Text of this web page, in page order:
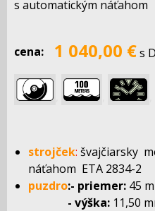
s automatickým náťahom
cena: 1 040,00 €s
strojček: švajčiarsky
náťahom ETA 2834-2
puzdro:- priemer: 45
- výška: 11,50